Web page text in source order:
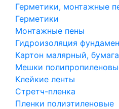
Герметики, монтажные
Герметики
Монтажные пены
Гидроизоляция
Картон малярный,
Мешки
Клейкие ленты
Стретч-пленка
Пленки полиэтиленовые